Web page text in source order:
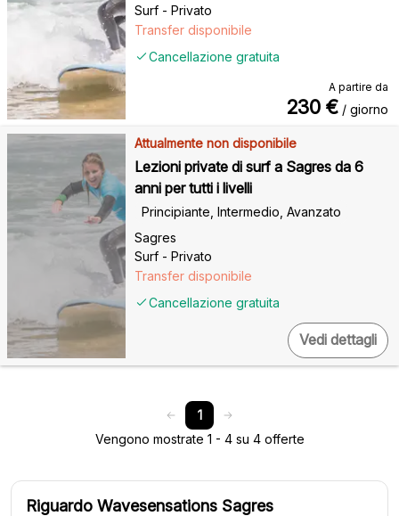
Surf - Privato
Cancellazione gratuita
Transfer disponibile
A partire da
230 € / giorno
Attualmente non disponibile
Lezioni private di surf a Sagres da 6
anni per tutti i livelli
Sagres
Principiante, Intermedio, Avanzato
Surf - Privato
Cancellazione gratuita
Transfer disponibile
Vedi dettagli
1
Vengono mostrate 1 - 4 su 4 offerte
Riguardo Wavesensations Sagres